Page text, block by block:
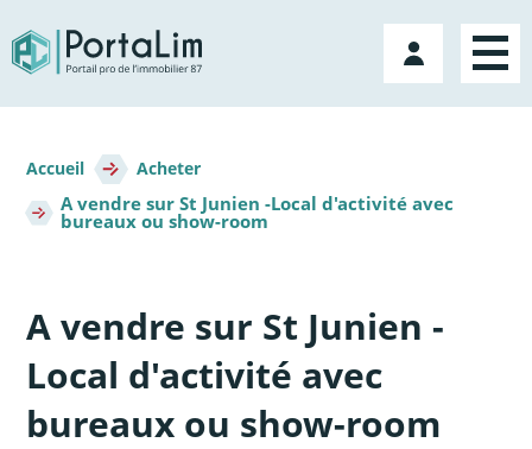
directement
au
contenu
Mon
compte
d'Ariane
Accueil Acheter
A vendre sur St Junien -Local d'activité avec
bureaux ou show-room
A vendre sur St Junien -
Local d'activité avec
bureaux ou show-room